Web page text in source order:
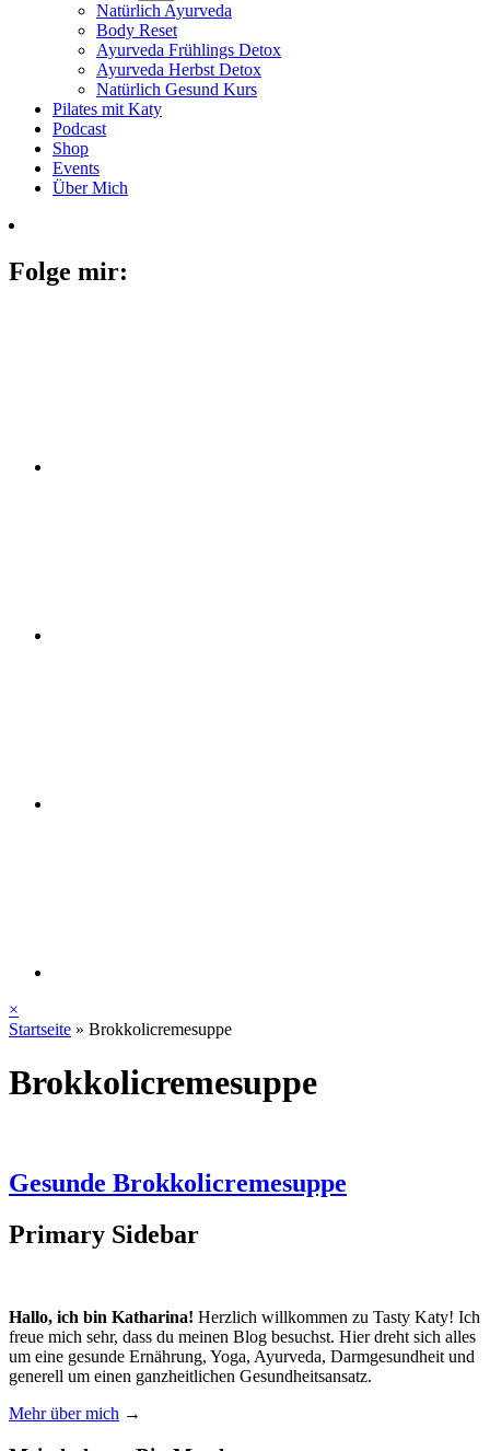
Natürlich Ayurveda
Body Reset
Ayurveda Frühlings Detox
Ayurveda Herbst Detox
Natürlich Gesund Kurs
Pilates mit Katy
Podcast
Shop
Events
Über Mich
Folge mir:
×
Startseite » Brokkolicremesuppe
Brokkolicremesuppe
Gesunde Brokkolicremesuppe
Primary Sidebar
Hallo, ich bin Katharina! Herzlich willkommen zu Tasty Katy! Ich
freue mich sehr, dass du meinen Blog besuchst. Hier dreht sich alles
um eine gesunde Ernährung, Yoga, Ayurveda, Darmgesundheit und
generell um einen ganzheitlichen Gesundheitsansatz.
Mehr über mich →